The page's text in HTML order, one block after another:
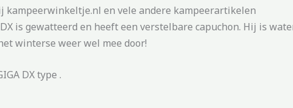
kampeerwinkeltje.nl en vele andere kampeerartikelen
is gewatteerd en heeft een verstelbare capuchon. Hij is
winterse weer wel mee door!
DX type .